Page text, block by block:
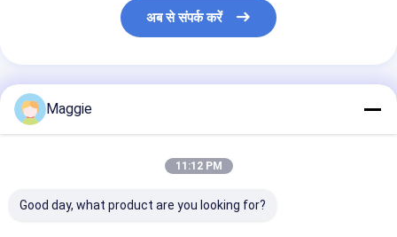
अब से संपर्क करें
बेलनाकार पत्थर धोने औद्योगिक रेत
उपकरण
Maggie
11:12 PM
Good day, what product are you looking for?